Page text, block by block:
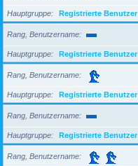
Hauptgruppe Registrierte Benutzer
Rang, Benutzername
Hauptgruppe Registrierte Benutzer
Rang, Benutzername
Hauptgruppe Registrierte Benutzer
Rang, Benutzername
Hauptgruppe Registrierte Benutzer
Rang, Benutzername